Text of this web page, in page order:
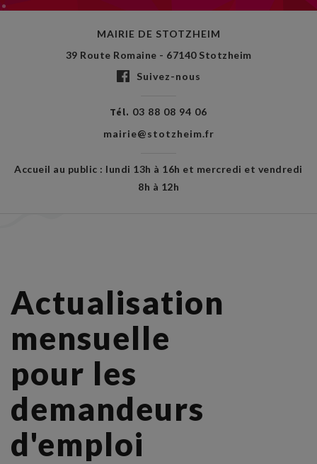
MAIRIE DE STOTZHEIM
39 Route Romaine - 67140 Stotzheim
Suivez-nous
Tél. 03 88 08 94 06
mairie@stotzheim.fr
Accueil au public : lundi 13h à 16h et mercredi et vendredi
8h à 12h
Actualisation
mensuelle
pour les
demandeurs
d'emploi